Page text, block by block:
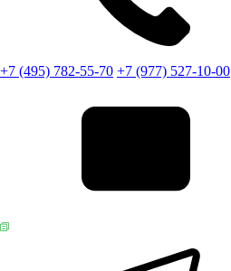
+7 (495) 782-55-70 +7 (977) 527-10-00